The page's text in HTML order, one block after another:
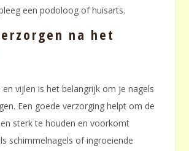
een podoloog of huisarts.
na het
en vijlen is het belangrijk om je nagels
Een goede verzorging helpt om de
sterk te houden en voorkomt
schimmelnagels of ingroeiende